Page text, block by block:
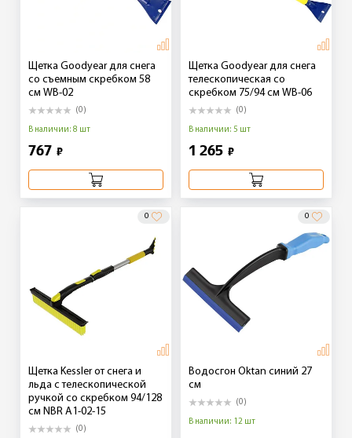
Щетка Goodyear для снега
со съемным скребком 58
см WB-02
(0)
В наличии: 8 шт
767 ₽
Щетка Goodyear для снега
телескопическая со
скребком 75/94 см WB-06
(0)
В наличии: 5 шт
1 265 ₽
0
Щетка Kessler от снега и
льда с телескопической
ручкой со скребком 94/128
см NBR A1-02-15
(0)
0
Водосгон Oktan синий 27
см
(0)
В наличии: 12 шт